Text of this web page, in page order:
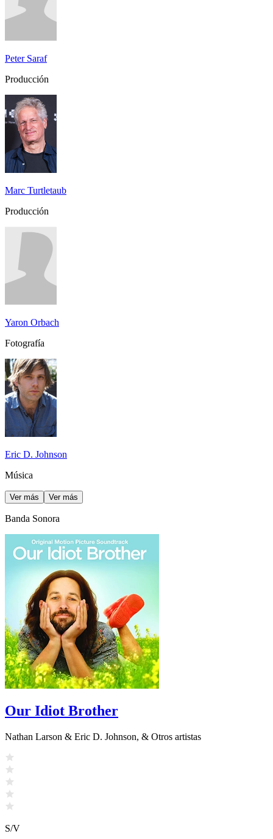
Peter Saraf
Producción
Marc Turtletaub
Producción
Yaron Orbach
Fotografía
Eric D. Johnson
Música
Ver más Ver más
Banda Sonora
Our Idiot Brother
Nathan Larson & Eric D. Johnson, & Otros artistas
S/V